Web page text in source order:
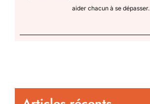
aider chacun à se dépasser.